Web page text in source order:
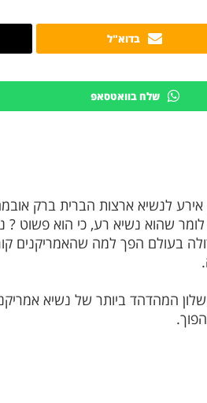
בדוא"ל
שלח בוואטסאפ
לנשיא ארצות הברית ברק
שהוא נשיא רע, כי הוא פשוט ?
בעולם הפך למה שהאמריקנים
המהדהד ביותר של נשיא